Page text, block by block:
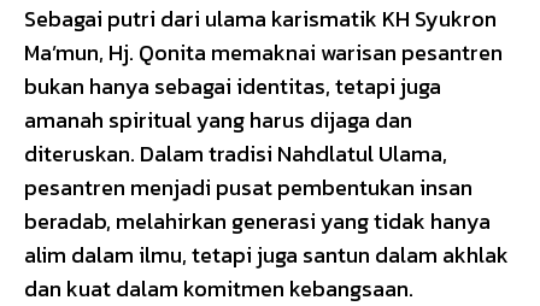
Sebagai putri dari ulama karismatik KH Syukron
Ma’mun, Hj. Qonita memaknai warisan pesantren
bukan hanya sebagai identitas, tetapi juga
amanah spiritual yang harus dijaga dan
diteruskan. Dalam tradisi Nahdlatul Ulama,
pesantren menjadi pusat pembentukan insan
beradab, melahirkan generasi yang tidak hanya
alim dalam ilmu, tetapi juga santun dalam akhlak
dan kuat dalam komitmen kebangsaan.